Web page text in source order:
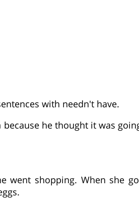
with needn't have.
he thought it was
went shopping. When she